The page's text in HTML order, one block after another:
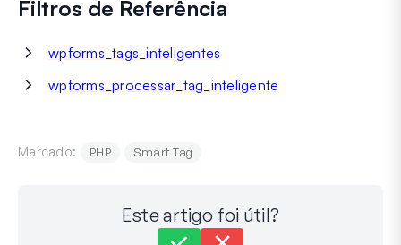
Filtros de Referência
wpforms_tags_inteligentes
wpforms_processar_tag_inteligente
Marcado: PHP Smart Tag
Este artigo foi útil?